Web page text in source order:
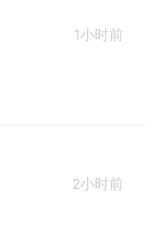
1小时前
2小时前